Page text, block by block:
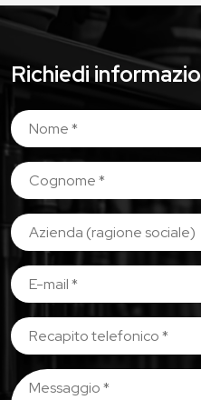
Richiedi